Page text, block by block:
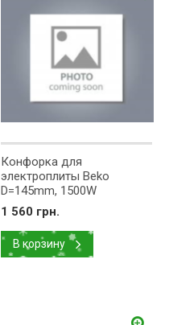
Конфорка для
электроплиты Beko
D=145mm, 1500W
1 560 грн.
В корзину